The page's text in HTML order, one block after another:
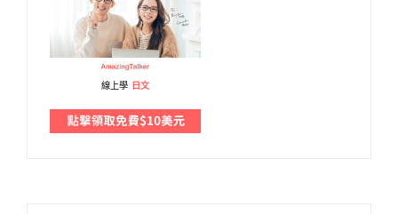
線上學 日文